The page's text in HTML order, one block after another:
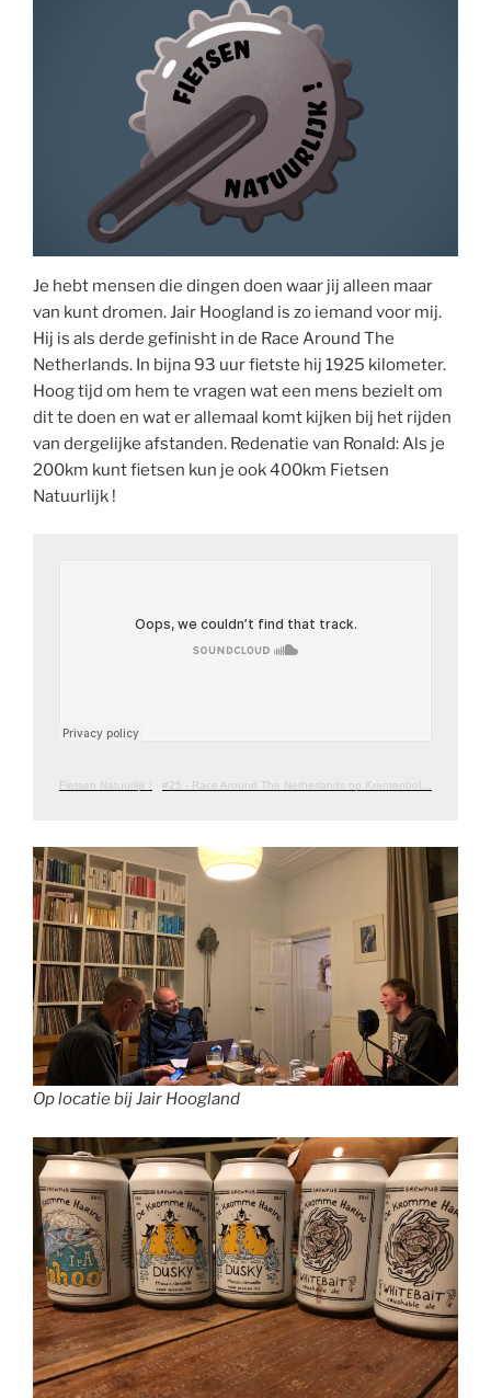
Je hebt mensen die dingen doen waar jij alleen maar
van kunt dromen. Jair Hoogland is zo iemand voor mij.
Hij is als derde gefinisht in de Race Around The
Netherlands. In bijna 93 uur fietste hij 1925 kilometer.
Hoog tijd om hem te vragen wat een mens bezielt om
dit te doen en wat er allemaal komt kijken bij het rijden
van dergelijke afstanden. Redenatie van Ronald: Als je
200km kunt fietsen kun je ook 400km Fietsen
Natuurlijk !
Fietsen Natuurlijk ! · #25 - Race Around The Netherlands op Krentenbollen en Karakter - Met Jair Hoogland
Op locatie bij Jair Hoogland